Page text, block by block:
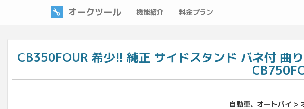
オークツール 機能紹介 料金プラン
CB350FOUR 希少!! 純正 サイドスタンド バネ付
自動車、オートバイ >